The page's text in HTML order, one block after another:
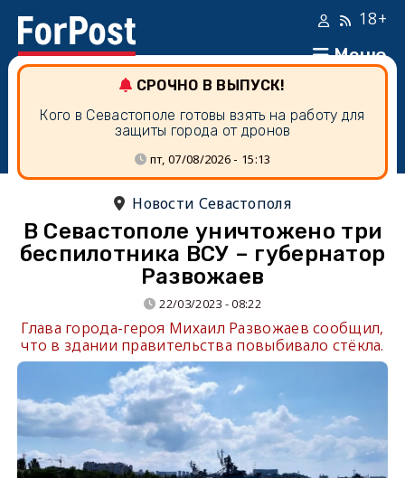
Меню
18+
СРОЧНО В ВЫПУСК!
Кого в Севастополе готовы взять на работу для
защиты города от дронов
пт, 07/08/2026 - 15:13
Новости Севастополя
В Севастополе уничтожено три
беспилотника ВСУ – губернатор
Развожаев
22/03/2023 - 08:22
Глава города-героя Михаил Развожаев сообщил,
что в здании правительства повыбивало стёкла.